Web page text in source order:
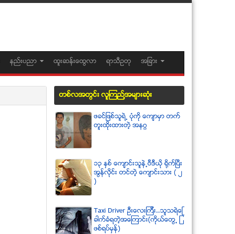
နည္းပညာ ထူးဆန္းေထြလာ ရာသီဥတု အျခား
တစ္လအတြင္း လူၾကည္႔အမ်ားဆံုး
ဖခင္ျဖစ္သူရဲ႕ ပံုကို ေက်ာမွာ တက္
တူးထိုးထားတဲ့ အနဂၢ
၁၃ ႏွစ္ ေက်ာင္းသူနဲ႕ဗီဒီယို ရိုက္ျပီး
အြန္လိုင္း တင္တဲ့ ေက်ာင္းသား ( ၂
)
Taxi Driver ဦးေလးၾကီး..သူသရဲေျ
ခာက္ခံရတဲ့အေၾကာင္း(ကိုယ္ေတြ႕ ျ
ဖစ္ရပ္မွန္)